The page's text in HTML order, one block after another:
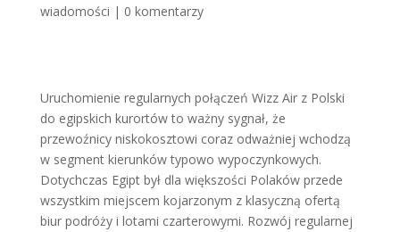
wiadomości | 0 komentarzy
Uruchomienie regularnych połączeń Wizz Air z Polski
do egipskich kurortów to ważny sygnał, że
przewoźnicy niskokosztowi coraz odważniej wchodzą
w segment kierunków typowo wypoczynkowych.
Dotychczas Egipt był dla większości Polaków przede
wszystkim miejscem kojarzonym z klasyczną ofertą
biur podróży i lotami czarterowymi. Rozwój regularnej